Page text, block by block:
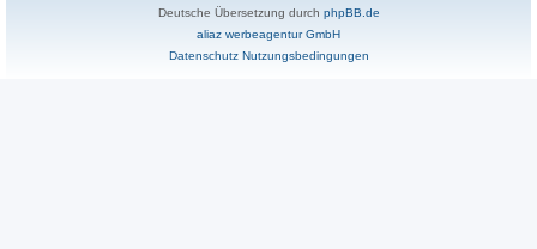
Deutsche Übersetzung durch phpBB.de
aliaz werbeagentur GmbH
Datenschutz Nutzungsbedingungen